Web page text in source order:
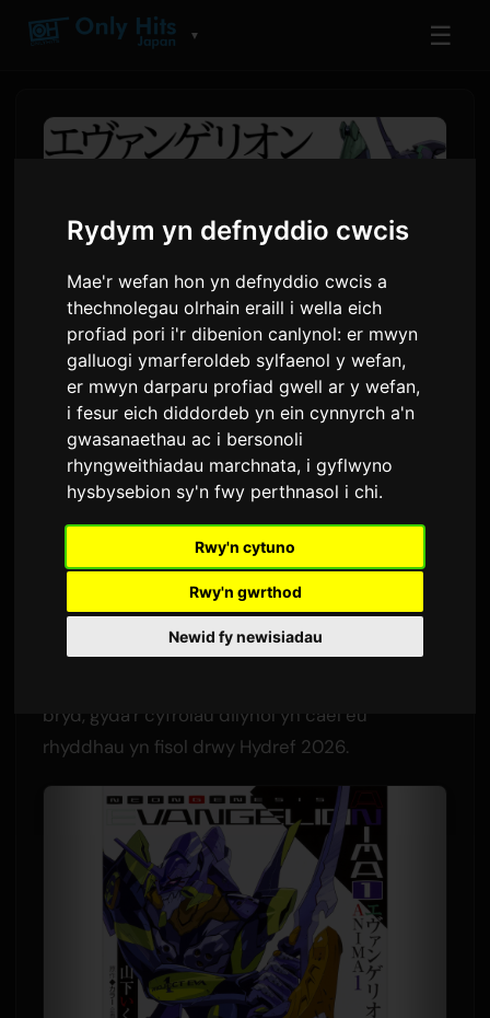
Rydym yn defnyddio cwcis
Mae'r wefan hon yn defnyddio cwcis a
thechnolegau olrhain eraill i wella eich
profiad pori i'r dibenion canlynol:er mwyn
galluogi ymarferoldeb sylfaenol y wefan,
er mwyn darparu profiad gwell ar y wefan,
i fesur eich diddordeb yn ein cynnyrch a'n
gwasanaethau ac i bersonoli
rhyngweithiadau marchnata, i gyflwyno
hysbysebion sy'n fwy perthnasol i chi.
Rwy'n cytuno
Rwy'n gwrthod
Newid fy newisiadau
▼ ☰
Mae'r Gyfres Nofel Sbîn-ff
'Evangelion ANIMA' Bellach Ar
Gael Fel Llyfr Sain
Cyfieithwyd o Saesneg
1,618 golygfeydd
Mae'r gyfres nofel sbîn-ff swyddogol
'Evangelion ANIMA' bellach ar gael fel llyfr sain.
bryd, gyda'r cyfrolau dilynol yn cael eu
rhyddhau yn fisol drwy Hydref 2026.